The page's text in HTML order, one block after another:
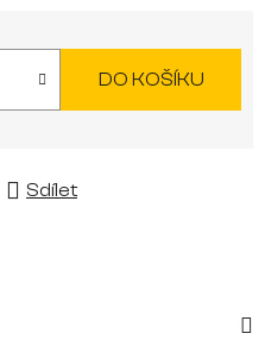
DO KOŠÍKU
Sdílet